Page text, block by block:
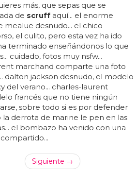
más, que sepas que se
de scruff aquí... el enorme
desnudo... el chico
el culito, pero esta vez ha ido
terminado enseñándonos lo que
cuidado, fotos muy nsfw...
marchand comparte una foto
dalton jackson desnudo, el modelo
del verano... charles-laurent
francés que no tiene ningún
sobre todo si es por defender
la derrota de marine le pen en las
el bombazo ha venido con una
Siguiente →